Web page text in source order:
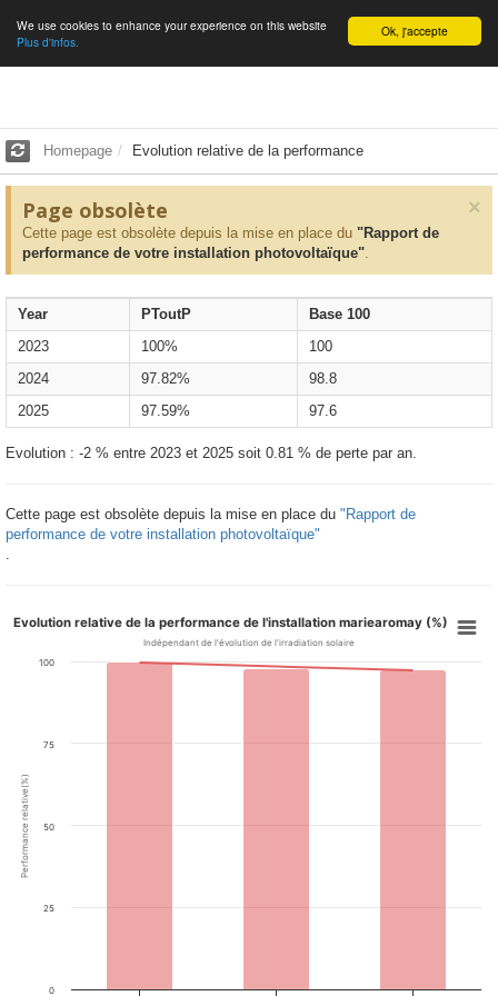
English Ok, j'accepte
We use cookies to enhance your experience on this website
Plus d'infos.
Homepage Evolution relative de la performance
×
Page obsolète
Cette page est obsolète depuis la mise en place du "Rapport de
performance de votre installation photovoltaïque".
Year PToutP
Base 100
2023
100%
100
2024
97.82%
98.8
2025
97.59% 97.6
Evolution : -2 % entre 2023 et 2025 soit 0.81 % de perte par an.
Cette page est obsolète depuis la mise en place du "Rapport de
performance de votre installation photovoltaïque"
Performance relative(%)
Evolution relative de la performance de l'installation mariearomay (%)
Indépendant de l'évolution de l'irradiation solaire
0
25
50
75
100